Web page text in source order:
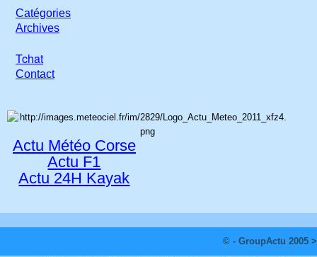
Catégories
Archives
Tchat
Contact
Actu Météo Corse
Actu F1
Actu 24H Kayak
© - GroupActu 2005